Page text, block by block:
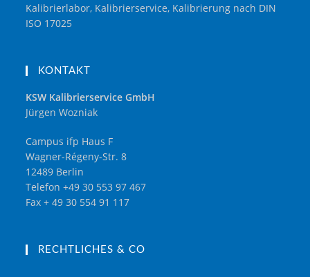
Kalibrierlabor, Kalibrierservice, Kalibrierung nach DIN
ISO 17025
KONTAKT
KSW Kalibrierservice GmbH
Jürgen Wozniak
Campus ifp Haus F
Wagner-Régeny-Str. 8
12489 Berlin
Telefon +49 30 553 97 467
Fax + 49 30 554 91 117
RECHTLICHES & CO